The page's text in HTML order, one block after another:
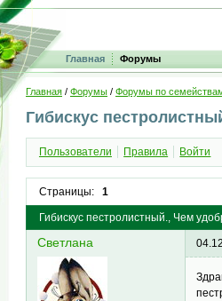
Главная Форумы
Главная / Форумы / Форумы по
Гибискус
Пользователи Правила Войти
Страницы: 1
Гибискус пестролистный., Чем
Светлана